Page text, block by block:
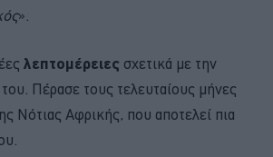
».
λεπτομέρειες σχετικά με την
του. Πέρασε τους τελευταίους μήνες
Νότιας Αφρικής, που αποτελεί πια